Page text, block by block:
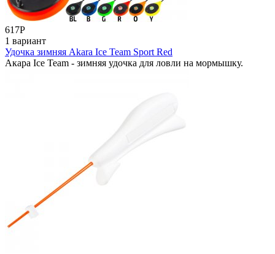
617Р
1 вариант
Удочка зимняя Akara Ice Team Sport Red
Акара Ice Team - зимняя удочка для ловли на мормышку.